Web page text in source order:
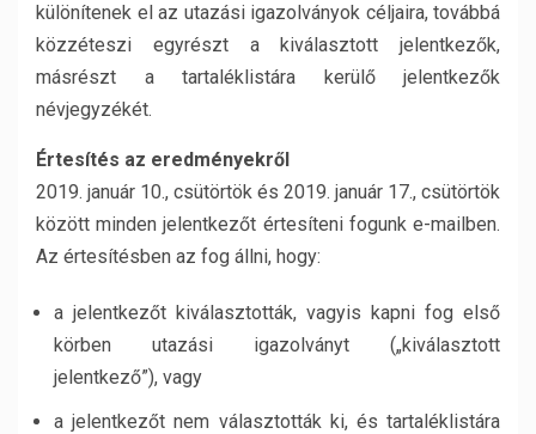
különítenek el az utazási igazolványok céljaira, továbbá
közzéteszi egyrészt a kiválasztott jelentkezők,
másrészt a tartaléklistára kerülő jelentkezők
névjegyzékét.
Értesítés az eredményekről
2019. január 10., csütörtök és 2019. január 17., csütörtök
között minden jelentkezőt értesíteni fogunk e-mailben.
Az értesítésben az fog állni, hogy:
a jelentkezőt kiválasztották, vagyis kapni fog első
körben utazási igazolványt („kiválasztott
jelentkező”), vagy
a jelentkezőt nem választották ki, és tartaléklistára